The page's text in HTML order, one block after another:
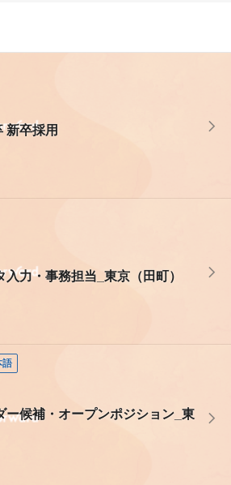
新卒採用
入力・事務担当_東京（田町）
語
ー候補・オープンポジション_東